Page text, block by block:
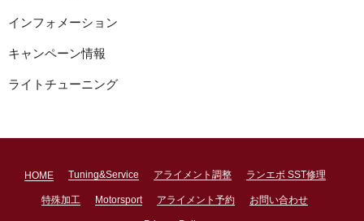
インフォメーション
キャンペーン情報
ライトチューニング
HOME Tuning&Service アライメント調整 ランエボ SST修理
特殊加工 Motorsport アライメント予約 お問い合わせ